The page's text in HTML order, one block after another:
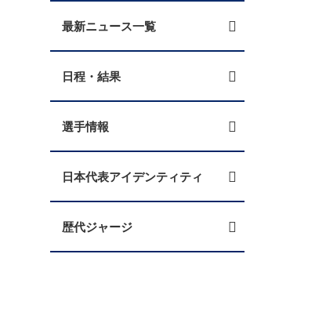
最新ニュース一覧
日程・結果
選手情報
日本代表アイデンティティ
歴代ジャージ